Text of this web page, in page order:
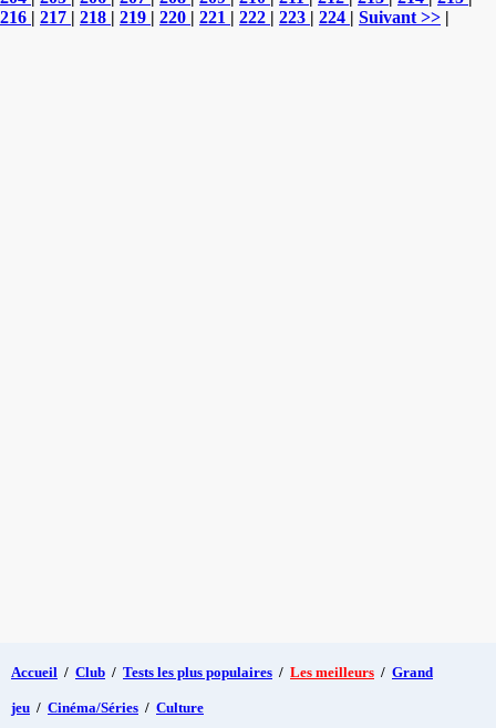
216 | 217 | 218 | 219 | 220 | 221 | 222 | 223 | 224 | Suivant >> |
Accueil / Club / Tests les plus populaires / Les meilleurs / Grand
jeu / Cinéma/Séries / Culture